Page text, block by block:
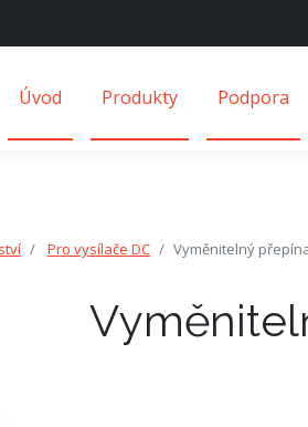
Úvod Produkty Podpora
Pro vysílače DC Vyměnitelný